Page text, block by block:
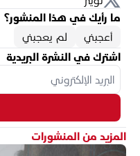
ما رأيك في هذا المنشور؟
أعجبني
لم يعجبني
اشترك في النشرة البريدية
المزيد من المنشورات